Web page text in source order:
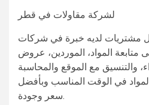
لشركة مقاولات في قطر
لديه خبرة في شركات
متابعة المواد، الموردين، عروض
والتنسيق مع الموقع والمحاسبة
في الوقت المناسب وبأفضل
سعر وجودة.